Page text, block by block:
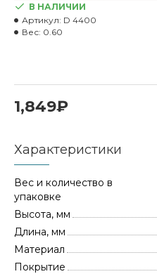
1,849₽
В НАЛИЧИИ
Артикул: D 4400
Вес: 0.60
Характеристики
Вес и количество в
упаковке
Высота, мм
Длина, мм
Материал
Покрытие